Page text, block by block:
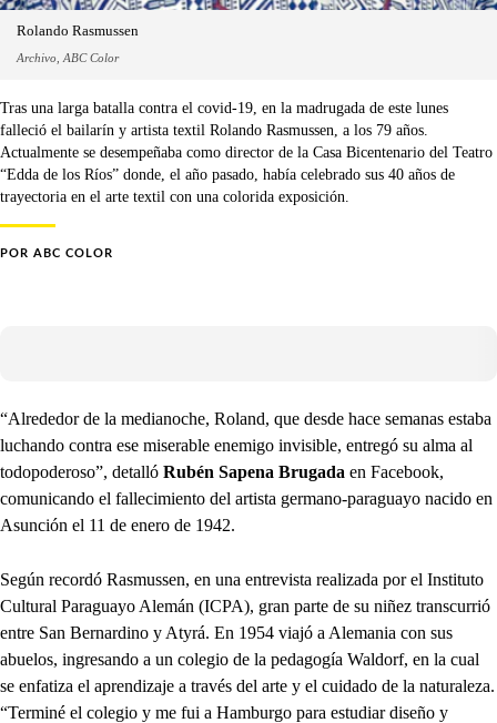
Rolando Rasmussen
Archivo, ABC Color
Tras una larga batalla contra el covid-19, en la madrugada de este lunes
falleció el bailarín y artista textil Rolando Rasmussen, a los 79 años.
Actualmente se desempeñaba como director de la Casa Bicentenario del Teatro
“Edda de los Ríos” donde, el año pasado, había celebrado sus 40 años de
trayectoria en el arte textil con una colorida exposición.
POR ABC COLOR
“Alrededor de la medianoche, Roland, que desde hace semanas estaba
luchando contra ese miserable enemigo invisible, entregó su alma al
todopoderoso”, detalló Rubén Sapena Brugada en Facebook,
comunicando el fallecimiento del artista germano-paraguayo nacido en
Asunción el 11 de enero de 1942.
Según recordó Rasmussen, en una entrevista realizada por el Instituto
Cultural Paraguayo Alemán (ICPA), gran parte de su niñez transcurrió
entre San Bernardino y Atyrá. En 1954 viajó a Alemania con sus
abuelos, ingresando a un colegio de la pedagogía Waldorf, en la cual
se enfatiza el aprendizaje a través del arte y el cuidado de la naturaleza.
“Terminé el colegio y me fui a Hamburgo para estudiar diseño y